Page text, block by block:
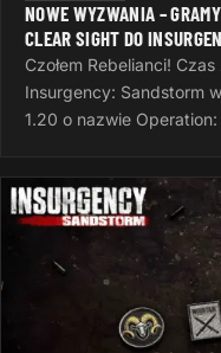
NOWE WYZWANIA –
CLEAR SIGHT DO
Czołem Rebelianci!
Insurgency: Sandstorm
1.20 o nazwie